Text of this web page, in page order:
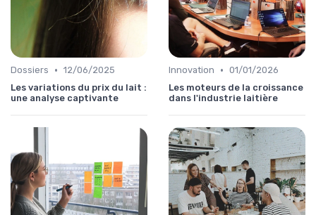
Dossiers • 12/06/2025
Les variations du prix du lait :
une analyse captivante
Innovation • 01/01/2026
Les moteurs de la croissance
dans l'industrie laitière